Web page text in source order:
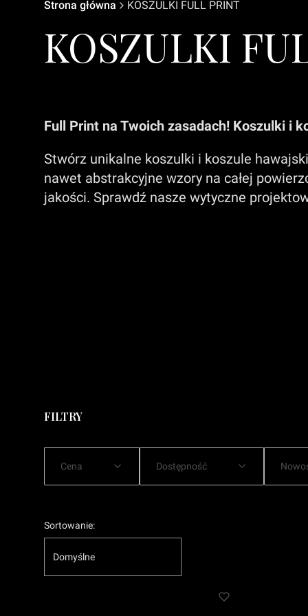
Strona główna KOSZULKI FULL PRINT
KOSZULKI
Full Print na Twoich zasadach! Koszulki i
Stwórz unikalne koszulki i koszule
nawet abstrakcyjne wzory na całej
jakości. Sprawdź nasze wytyczne
FILTRY
Cena Dostępność
Lista produktów
Sortowanie:
Domyślne